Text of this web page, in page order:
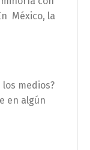
México, la
medios?
en algún